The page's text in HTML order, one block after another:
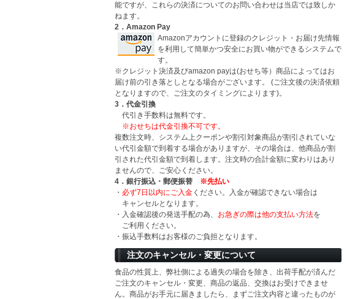
能ですが、これらの決済についてのお問い合わせは当店では致しか
ねます。
2．Amazon Pay
Amazonアカウントに登録のクレジット・お届け先情報
を利用して簡単かつ安全にお買い物ができるシステムで
す。
※クレジット決済及びamazon payは(おせち等）商品によってはお
届け前の引き落としとなる場合がございます。 (ご注文後の決済依頼
となりますので、ご注文のタイミングによります)。
3．代金引換
代引き手数料は無料です。
※おせちは代金引換不可です。
複数注文時、システム上クーポンや割引対象商品が割引されていな
い代引金額で到着する場合がありますが、その場合は、他商品が割
引された代引金額で到着します。注文時の合計金額に変わりはあり
ませんので、ご安心ください。
4．銀行振込・郵便振替 ※先払い
・ 必ず7日以内にご入金 ください。入金が確認できない場合は
キャンセルとなります。
・入金確認後の発送手配の為、 お急ぎの際は他の支払い方法を
ご利用ください。
・振込手数料はお客様のご負担となります。
注文のキャンセル・変更について
食品の性質上、弊社側による過失の場合を除き、出荷手配が済んだ
ご注文のキャンセル・変更、商品の返品、交換はお受けできませ
ん。商品がお手元に届きましたら、まずご注文内容と違ったものが